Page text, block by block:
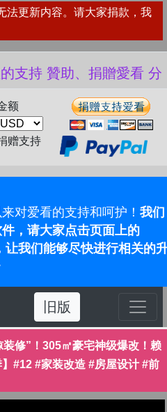
法更新内容。请大家捐款，我
支持 贊助、捐贈愛看 分
额
赠支持
对爱看的支持和呵护！ 我们
，请大家点击页面上的
我们能够尽快进行相关的
旧版
装修”！305㎡豪宅神级爆改！赖
#12 #家装改造 #房屋设计 #前